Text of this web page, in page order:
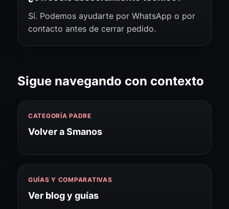
Sí. Podemos ayudarte por WhatsApp o por
contacto antes de cerrar pedido.
Sigue navegando con contexto
CATEGORÍA PADRE
Volver a Smanos
GUÍAS Y COMPARATIVAS
Ver blog y guías